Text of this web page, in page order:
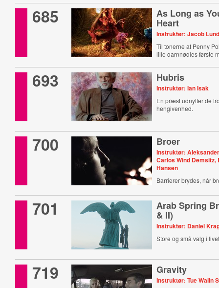
685 As Long as
Heart
Instruktør: Jacob
Til tonerne af Penny
lille garnnøgles første
693 Hubris
Instruktør: Ian Isak
En præst udnytter de
hengivenhed.
700 Broer
Instruktør:
Carlos Wind
Hansen
Barrierer brydes, når
701 Arab Spring
& II)
Instruktør: Daniel
Store og små valg i
719 Gravity
Instruktør: Tue Walin